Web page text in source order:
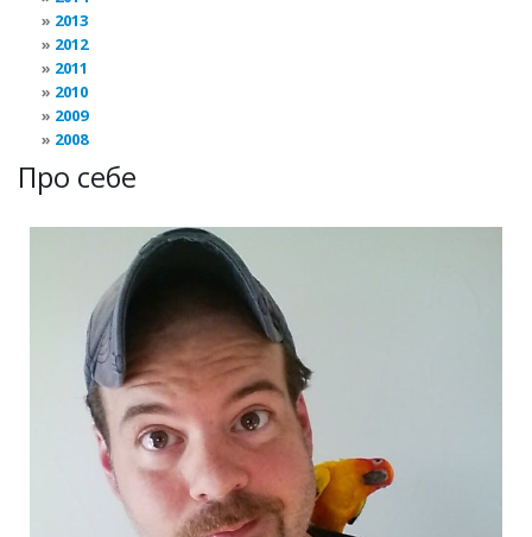
2013
2012
2011
2010
2009
2008
Про себе